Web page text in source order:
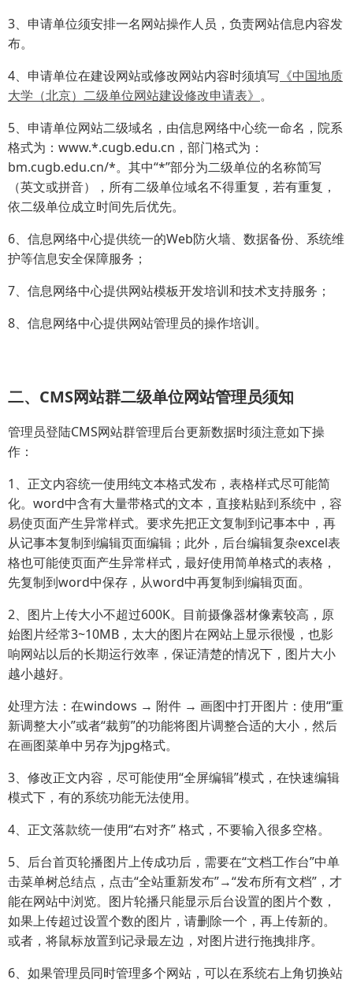
3、申请单位须安排一名网站操作人员，负责网站信息内容发
布。
4、申请单位在建设网站或修改网站内容时须填写 《中国地质
大学（北京）二级单位网站建设修改申请表》 。
5、申请单位网站二级域名，由信息网络中心统一命名，院系
格式为：www.*.cugb.edu.cn，部门格式为：
bm.cugb.edu.cn/*。其中“*”部分为二级单位的名称简写
（英文或拼音），所有二级单位域名不得重复，若有重复，
依二级单位成立时间先后优先。
6、信息网络中心提供统一的Web防火墙、数据备份、系统维
护等信息安全保障服务；
7、信息网络中心提供网站模板开发培训和技术支持服务；
8、信息网络中心提供网站管理员的操作培训。
二、CMS网站群二级单位网站管理员须知
管理员登陆CMS网站群管理后台更新数据时须注意如下操
作：
1、正文内容统一使用纯文本格式发布，表格样式尽可能简
化。word中含有大量带格式的文本，直接粘贴到系统中，容
易使页面产生异常样式。要求先把正文复制到记事本中，再
从记事本复制到编辑页面编辑；此外，后台编辑复杂excel表
格也可能使页面产生异常样式，最好使用简单格式的表格，
先复制到word中保存，从word中再复制到编辑页面。
2、图片上传大小不超过600K。目前摄像器材像素较高，原
始图片经常3~10MB，太大的图片在网站上显示很慢，也影
响网站以后的长期运行效率，保证清楚的情况下，图片大小
越小越好。
处理方法：在windows → 附件 → 画图中打开图片：使用“重
新调整大小”或者“裁剪”的功能将图片调整合适的大小，然后
在画图菜单中另存为jpg格式。
3、修改正文内容，尽可能使用“全屏编辑”模式，在快速编辑
模式下，有的系统功能无法使用。
4、正文落款统一使用“右对齐” 格式，不要输入很多空格。
5、后台首页轮播图片上传成功后，需要在“文档工作台”中单
击菜单树总结点，点击“全站重新发布”→“发布所有文档”，才
能在网站中浏览。图片轮播只能显示后台设置的图片个数，
如果上传超过设置个数的图片，请删除一个，再上传新的。
或者，将鼠标放置到记录最左边，对图片进行拖拽排序。
6、如果管理员同时管理多个网站，可以在系统右上角切换站